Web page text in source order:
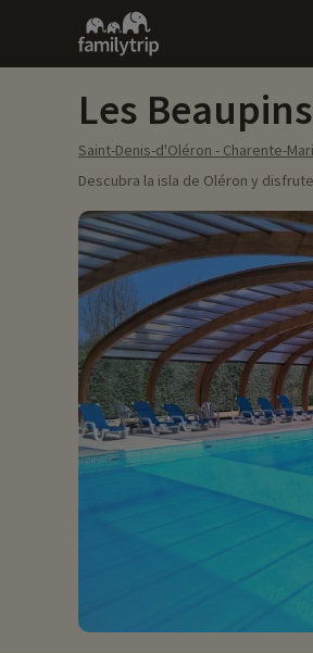
Family
trip
Les
Saint-Denis-d'Oléron - Charente-
Descubra la isla de Oléron y